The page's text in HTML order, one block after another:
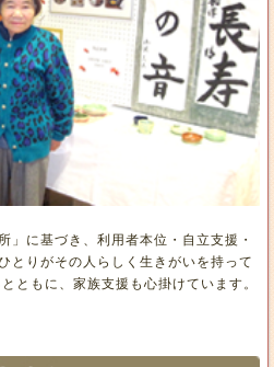
」に基づき、利用者本位・自立支援・
とりがその人らしく生きがいを持って
ともに、家族支援も心掛けています。